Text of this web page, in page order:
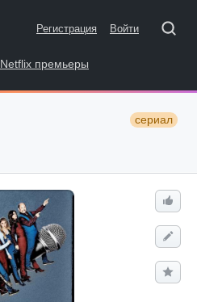
Регистрация Войти
Netflix премьеры
сериал